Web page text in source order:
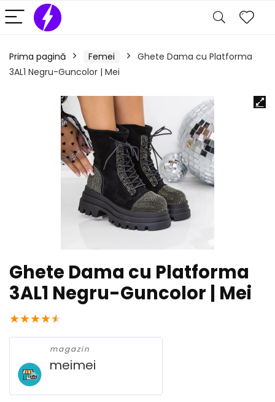
Prima pagină Femei
Ghete Dama cu Platforma
3AL1 Negru-Guncolor | Mei
Ghete Dama cu Platforma
3AL1 Negru-Guncolor | Mei
★★★★★
magazin
meimei